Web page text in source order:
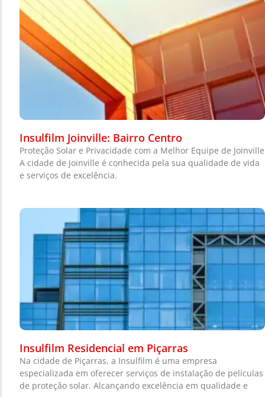
Insulfilm Joinville: Bairro Centro
Proteção Solar e Privacidade com a Melhor Equipe de Joinville
A cidade de Joinville é conhecida pela sua qualidade de vida
e serviços de excelência.
Insulfilm Residencial em Piçarras
Na cidade de Piçarras, a Insulfilm é uma empresa
especializada em oferecer serviços de instalação de películas
de proteção solar. Alcançando excelência em qualidade e